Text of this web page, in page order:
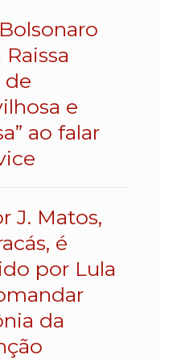
de
e
ao falar
J. Matos,
é
por Lula
da